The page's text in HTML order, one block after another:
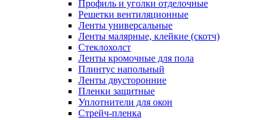
Профиль и уголки отделочные
Решетки вентиляционные
Ленты универсальные
Ленты малярные, клейкие (скотч)
Стеклохолст
Ленты кромочные для пола
Плинтус напольный
Ленты двусторонние
Пленки защитные
Уплотнители для окон
Стрейч-пленка